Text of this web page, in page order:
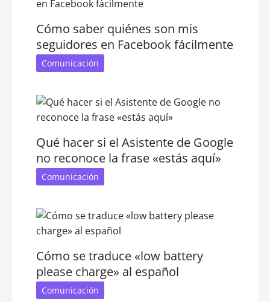
Cómo saber quiénes son mis
seguidores en Facebook fácilmente
Comunicación
Qué hacer si el Asistente de Google
no reconoce la frase «estás aquí»
Comunicación
Cómo se traduce «low battery
please charge» al español
Comunicación